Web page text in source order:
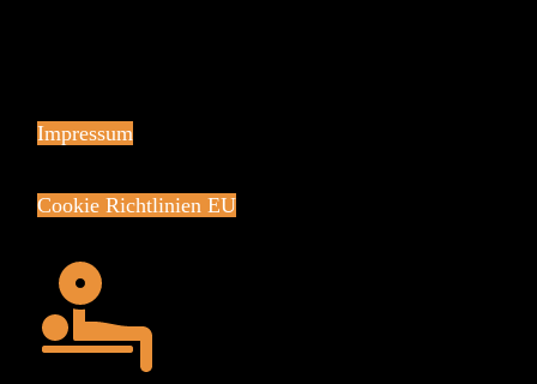
Impressum
Cookie Richtlinien EU